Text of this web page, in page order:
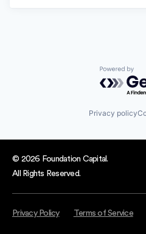
Powered
Privacy policy
© 2026 Foundation Capital.
All Rights Reserved.
Privacy Policy Terms of Service